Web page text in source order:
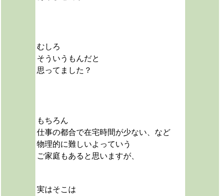
むしろ
そういうもんだと
思ってました？
もちろん
仕事の都合で在宅時間が少ない、など
物理的に難しいよっていう
ご家庭もあると思いますが、
実はそこは